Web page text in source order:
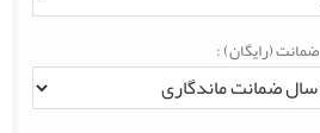
ضمانت (رایگان) :